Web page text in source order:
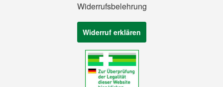
Widerrufsbelehrung
Widerruf erklären